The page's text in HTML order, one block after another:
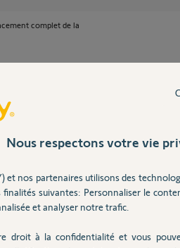
complet de la
qui est entrée dans le
Nous respectons votre vie
et nos partenaires utilisons des
suivantes: Personnaliser le
et analyser notre trafic.
droit à la confidentialité et vous